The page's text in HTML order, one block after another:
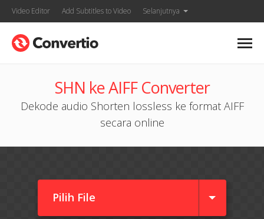
Video Editor Add Subtitles to Video Selanjutnya
SHN ke AIFF Converter
Dekode audio Shorten lossless ke format AIFF
secara online
Pilih File